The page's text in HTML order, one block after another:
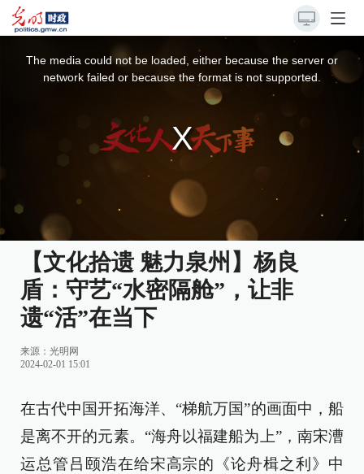
The media could not be loaded, either because the server or
network failed or because the format is not supported.
【文化拾遗 魅力泉州】杨良
盾：守艺“水密隔舱”，让非
遗“活”在当下
来源： 光明网
2024-02-01 15:01
在古代中国开拓海洋、“梯航万国”的画面中，船
是离不开的元素。“海舟以福建船为上”，南宋漕
运总管吕颐浩在给宋高宗的《论舟楫之利》中